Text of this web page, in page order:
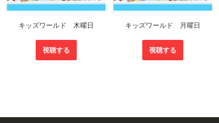
キッズワールド 木曜日
視聴する
キッズワールド 月曜日
視聴する